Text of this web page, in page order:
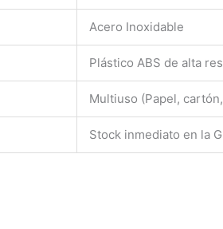
Acero Inoxidable
Plástico ABS de alta
Multiuso (Papel,
Stock inmediato en la